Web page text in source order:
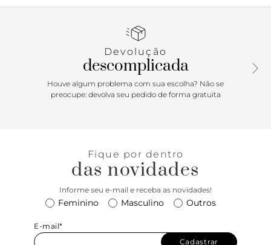
texturizadas com acabamento em tressê, que se cruzam
emborrachado tratorado branco e palmilha nude, com
modelo exibe todo o pé.
Porque Apostar: Alerta tendência para curtir o verão no
conforto absoluto: a sandália flatform Anacapri vem
confortável e estilosa o tempo todo! Have fun, miga! \o/
Devolução
descomplicada
Houve algum problema com sua escolha? Não se
preocupe: devolva seu pedido de forma gratuita
Fique por dentro
das novidades
Informe seu e-mail e receba as novidades!
Feminino Masculino Outros
E-mail*
Cadastrar